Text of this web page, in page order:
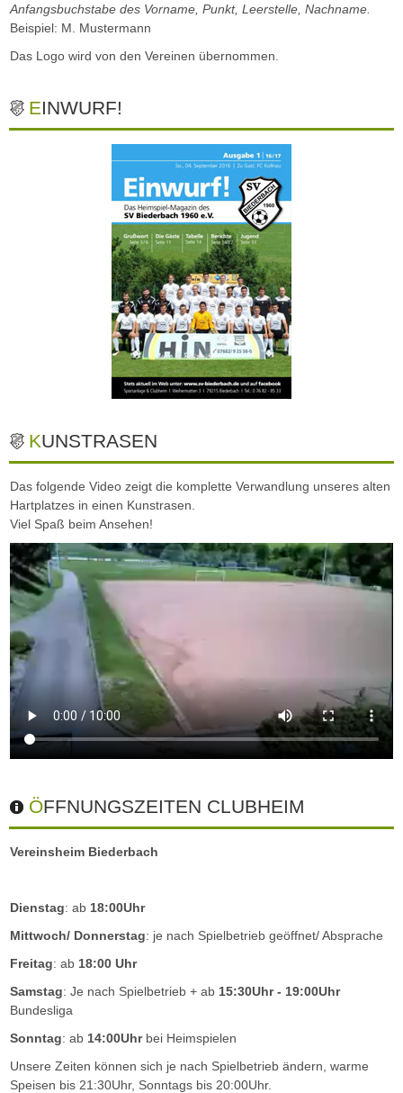
Anfangsbuchstabe des Vorname, Punkt, Leerstelle, Nachname.
Beispiel: M. Mustermann
Das Logo wird von den Vereinen übernommen.
EINWURF!
KUNSTRASEN
Das folgende Video zeigt die komplette Verwandlung unseres alten
Hartplatzes in einen Kunstrasen.
Viel Spaß beim Ansehen!
ÖFFNUNGSZEITEN CLUBHEIM
Vereinsheim Biederbach
Dienstag: ab 18:00Uhr
Mittwoch/ Donnerstag: je nach Spielbetrieb geöffnet/ Absprache
Freitag: ab 18:00 Uhr
Samstag: Je nach Spielbetrieb + ab 15:30Uhr - 19:00Uhr
Bundesliga
Sonntag: ab 14:00Uhrbei Heimspielen
Unsere Zeiten können sich je nach Spielbetrieb ändern, warme
Speisen bis 21:30Uhr, Sonntags bis 20:00Uhr.